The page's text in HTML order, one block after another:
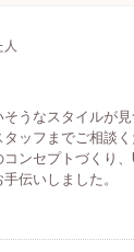
そうなスタイルが
タッフまでご
ンセプトづくり、
伝いしました。